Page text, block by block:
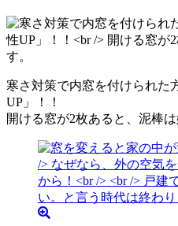
寒さ対策で内窓を付けられた
UP」！！
開ける窓が2枚あると、泥棒は